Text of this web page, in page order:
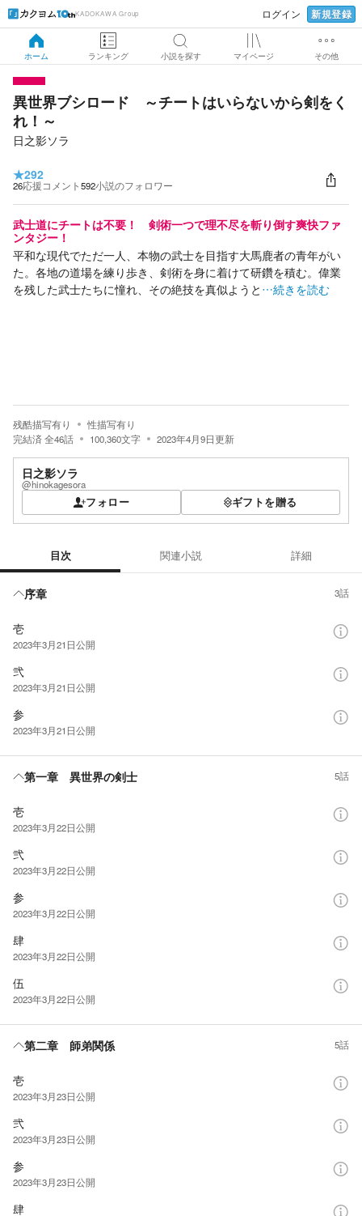
KADOKAWA Group ログイン 新規登録
ホーム ランキング 小説を探す マイページ その他
異世界ブシロード ～チートはいらないから剣をく
れ！～
日之影ソラ
★292
26応援コメント592小説のフォロワー
武士道にチートは不要！ 剣術一つで理不尽を斬り倒す爽快ファ
ンタジー！
平和な現代でただ一人、本物の武士を目指す大馬鹿者の青年がい
た。各地の道場を練り歩き、剣術を身に着けて研鑽を積む。偉業
を残した武士たちに憧れ、その絶技を真似ようと …続きを読む
残酷描写有り
性描写有り
完結済全46話 100,360文字 2023年4月9日更新
日之影ソラ
@hinokagesora
フォロー ギフトを贈る
目次 関連小説 詳細
序章 3話
壱
2023年3月21日公開
弐
2023年3月21日公開
参
2023年3月21日公開
第一章 異世界の剣士 5話
壱
2023年3月22日公開
弐
2023年3月22日公開
参
2023年3月22日公開
肆
2023年3月22日公開
伍
2023年3月22日公開
第二章 師弟関係 5話
壱
2023年3月23日公開
弐
2023年3月23日公開
参
2023年3月23日公開
肆